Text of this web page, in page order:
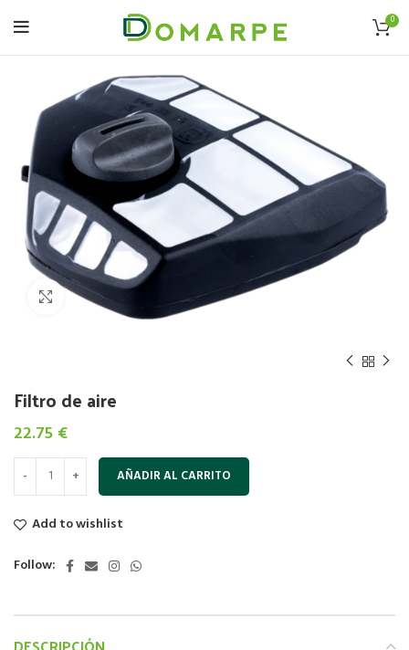
0
Click to enlarge
Filtro de aire
22.75 €
AÑADIR AL CARRITO
Add to wishlist
Follow: